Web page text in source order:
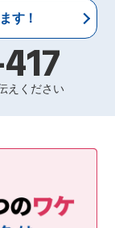
す！
えください